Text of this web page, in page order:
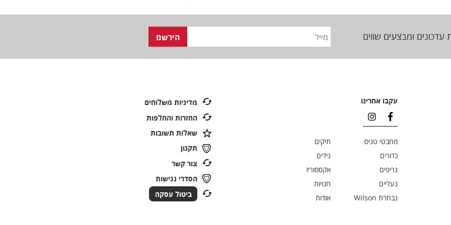
ומבצעים שווים
עקבו אחרינו
מחבטי טניס
תיקים
כדורים
גידים
גריפים
אקססוריז
נעליים
חנויות
נבחרת Wilson
אודות
מדיניות משלוחים
החזרות והחלפות
שאלות תשובות
תקנון
צור קשר
הסדרי נגישות
ביטול עסקה